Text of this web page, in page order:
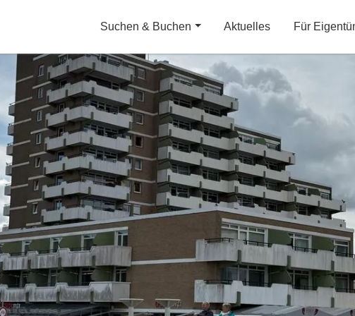
Suchen & Buchen Aktuelles Für